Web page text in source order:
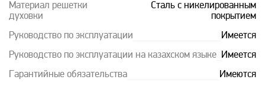
Материал решетки
духовки
Сталь с никелированным
покрытием
Руководство по эксплуатации Имеется
Руководство по эксплуатации на казахском языке Имеется
Гарантийные обязательства Имеются